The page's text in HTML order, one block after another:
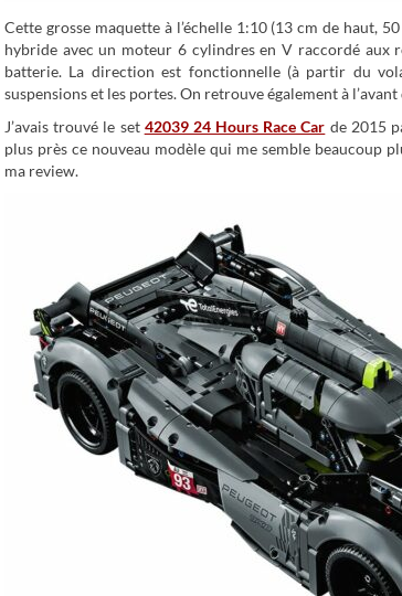
Cette grosse maquette à l’échelle 1:10 (13 cm de haut,
hybride avec un moteur 6 cylindres en V raccordé
batterie. La direction est fonctionnelle (à partir du
suspensions et les portes. On retrouve également à
J’avais trouvé le set 42039 24 Hours Race Car de 2015
plus près ce nouveau modèle qui me semble beaucoup
ma review.